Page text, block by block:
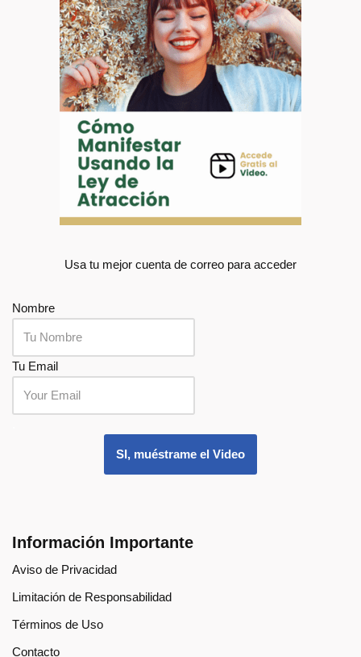
Usa tu mejor cuenta de correo para acceder
Nombre
Tu Email
SI, muéstrame el Video
Información Importante
Aviso de Privacidad
Limitación de Responsabilidad
Términos de Uso
Contacto